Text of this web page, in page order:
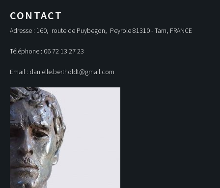
CONTACT
Adresse : 160, route de Puybegon, Peyrole 81310 - Tarn, FRANCE
Téléphone : 06 72 13 27 23
Email : danielle.bertholdt@gmail.com